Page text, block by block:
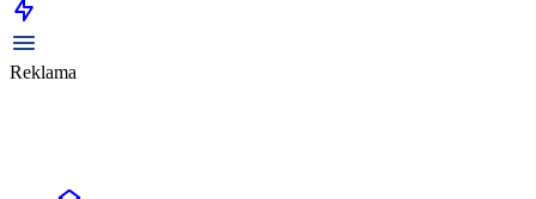
Reklama